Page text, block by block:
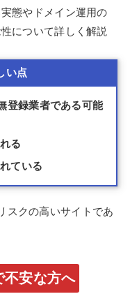
態やドメイン運用の
について詳しく解説
い点
登録業者である可能
る
ている
スクの高いサイトであ
安な方へ